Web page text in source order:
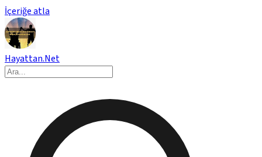
İçeriğe atla
Hayattan.Net